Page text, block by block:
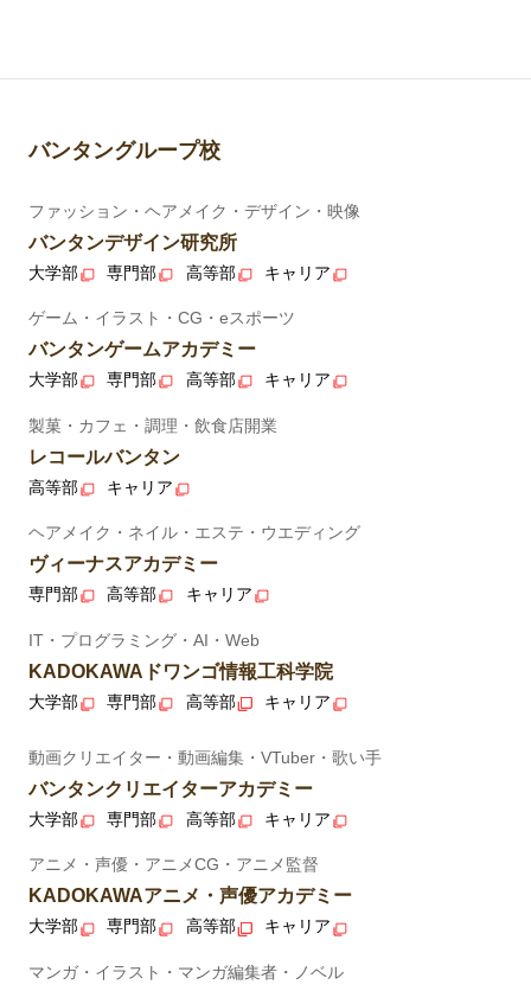
バンタングループ校
ファッション・ヘアメイク・デザイン・映像
バンタンデザイン研究所
大学部 専門部 高等部 キャリア
ゲーム・イラスト・CG・eスポーツ
バンタンゲームアカデミー
大学部 専門部 高等部 キャリア
製菓・カフェ・調理・飲食店開業
レコールバンタン
高等部 キャリア
ヘアメイク・ネイル・エステ・ウエディング
ヴィーナスアカデミー
専門部 高等部 キャリア
IT・プログラミング・AI・Web
KADOKAWAドワンゴ情報工科学院
大学部 専門部 高等部 キャリア
動画クリエイター・動画編集・VTuber・歌い手
バンタンクリエイターアカデミー
大学部 専門部 高等部 キャリア
アニメ・声優・アニメCG・アニメ監督
KADOKAWAアニメ・声優アカデミー
大学部 専門部 高等部 キャリア
マンガ・イラスト・マンガ編集者・ノベル